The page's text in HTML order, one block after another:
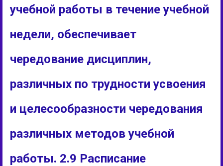
учебной работы в течение учебной
недели, обеспечивает
чередование дисциплин,
различных по трудности усвоения
и целесообразности чередования
различных методов учебной
работы. 2.9 Расписание